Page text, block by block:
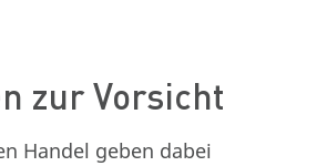
zur Vorsicht
Handel geben dabei